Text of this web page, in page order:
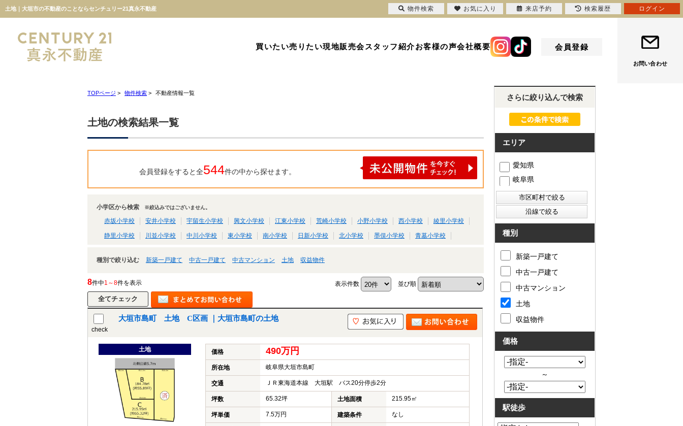
土地｜大垣市の不動産のことならセンチュリー21真永不動産
買いたい売りたい現地販売会スタッフ紹介お客様の声会社概要 会員登録
お問い合わせ
TOPページ > 物件検索 > 不動産情報一覧
土地の検索結果一覧
会員登録をすると全544件の中から探せます。
小学区から検索 ※絞込みではございません。
赤坂小学校 安井小学校 宇留生小学校 興文小学校 江東小学校 荒崎小学校 小野小学校 西小学校 綾里小学校
静里小学校 川並小学校 中川小学校 東小学校 南小学校 日新小学校 北小学校 墨俣小学校 青墓小学校
種別で絞り込む 新築一戸建て 中古一戸建て 中古マンション 土地 収益物件
8件中1～8件を表示 表示件数 並び順
check
大垣市島町 土地 C区画 ｜大垣市島町の土地
土地 価格 490万円
所在地 岐阜県大垣市島町
交通 ＪＲ東海道本線 大垣駅 バス20分停歩2分
坪数 65.32坪 土地面積 215.95㎡
坪単価 7.5万円 建築条件 なし
さらに絞り込んで検索
エリア
愛知県
岐阜県
種別
新築一戸建て
中古一戸建て
中古マンション
土地
収益物件
価格
～
駅徒歩
物件検索 お気に入り 来店予約 検索履歴 ログイン